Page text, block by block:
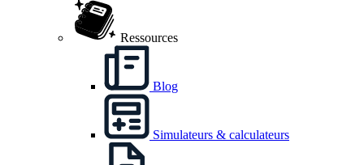
Ressources
Blog
Simulateurs & calculateurs